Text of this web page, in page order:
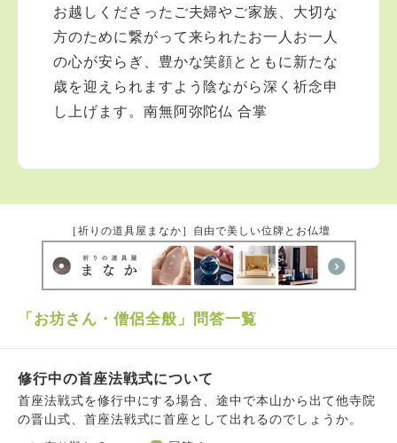
お越しくださったご夫婦やご家族、大切な
方のために繋がって来られたお一人お一人
の心が安らぎ、豊かな笑顔とともに新たな
歳を迎えられますよう陰ながら深く祈念申
し上げます。南無阿弥陀仏 合掌
［祈りの道具屋まなか］自由で美しい位牌とお仏壇
「お坊さん・僧侶全般」問答一覧
修行中の首座法戦式について
首座法戦式を修行中にする場合、途中で本山から出て他寺院
の晋山式、首座法戦式に首座として出れるのでしょうか。